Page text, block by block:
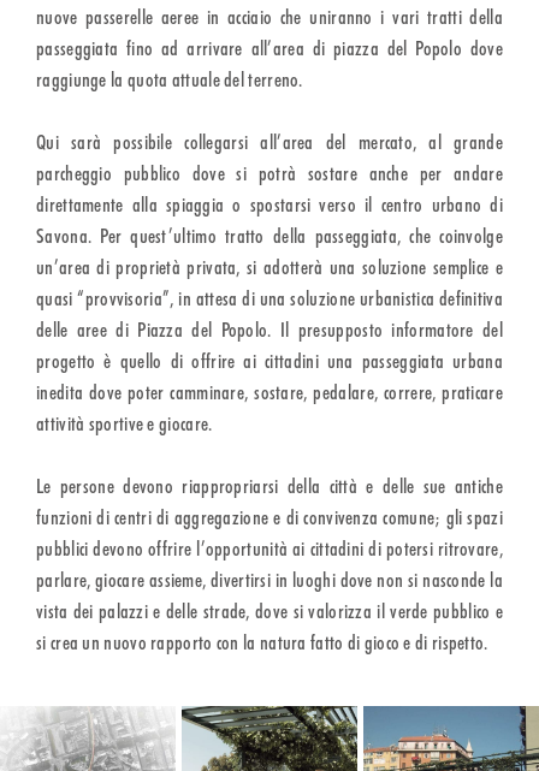
nuove passerelle aeree in acciaio che uniranno i vari tratti della
passeggiata fino ad arrivare all’area di piazza del Popolo dove
raggiunge la quota attuale del terreno.
Qui sarà possibile collegarsi all’area del mercato, al grande
parcheggio pubblico dove si potrà sostare anche per andare
direttamente alla spiaggia o spostarsi verso il centro urbano di
Savona. Per quest’ultimo tratto della passeggiata, che coinvolge
un’area di proprietà privata, si adotterà una soluzione semplice e
quasi “provvisoria”, in attesa di una soluzione urbanistica definitiva
delle aree di Piazza del Popolo. Il presupposto informatore del
progetto è quello di offrire ai cittadini una passeggiata urbana
inedita dove poter camminare, sostare, pedalare, correre, praticare
attività sportive e giocare.
Le persone devono riappropriarsi della città e delle sue antiche
funzioni di centri di aggregazione e di convivenza comune; gli spazi
pubblici devono offrire l’opportunità ai cittadini di potersi ritrovare,
parlare, giocare assieme, divertirsi in luoghi dove non si nasconde la
vista dei palazzi e delle strade, dove si valorizza il verde pubblico e
si crea un nuovo rapporto con la natura fatto di gioco e di rispetto.